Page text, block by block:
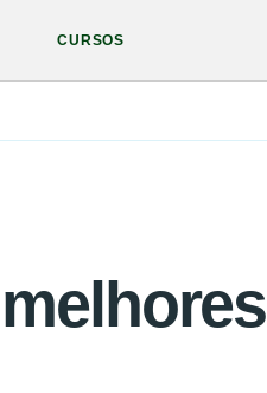
CURSOS